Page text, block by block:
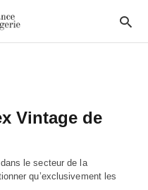
Vintage de
le secteur de la
qu’exclusivement les